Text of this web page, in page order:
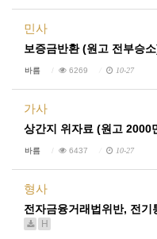
민사
보증금반환 (원고 전부승
바름 6269 10-27
가사
상간지 위자료 (원고 2000
바름 6437 10-27
형사
전자금융거래법위반, 전
H